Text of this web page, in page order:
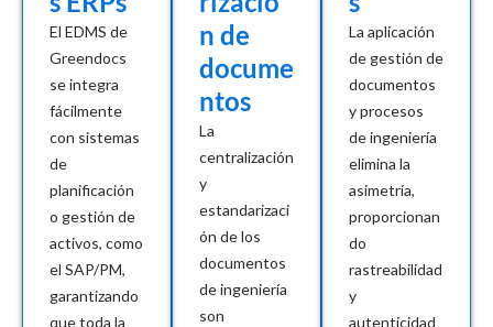
El EDMS de
Greendocs
se integra
fácilmente
con sistemas
de
planificación
o gestión de
activos, como
el SAP/PM,
garantizando
que toda la
n de
docume
ntos
La
centralización
y
estandarizaci
ón de los
documentos
de ingeniería
son
La aplicación
de gestión de
documentos
y procesos
de ingeniería
elimina la
asimetría,
proporcionan
do
rastreabilidad
y
autenticidad